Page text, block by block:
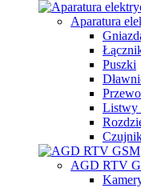
Aparatura
Puszki
Listwy
AGD RTV